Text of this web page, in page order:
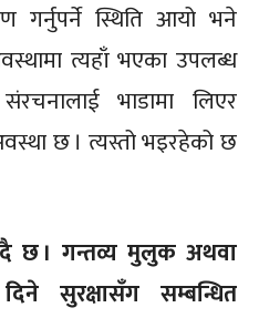
गर्नुपर्ने स्थिति आयो भने
त्यहाँ भएका उपलब्ध
भाडामा लिएर
छ । त्यस्तो भइरहेको छ
छ । गन्तव्य मुलुक अथवा
सुरक्षासँग सम्बन्धित